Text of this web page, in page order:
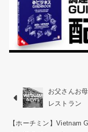
お父さんお
レストラン
【ホーチミン】Vietnam